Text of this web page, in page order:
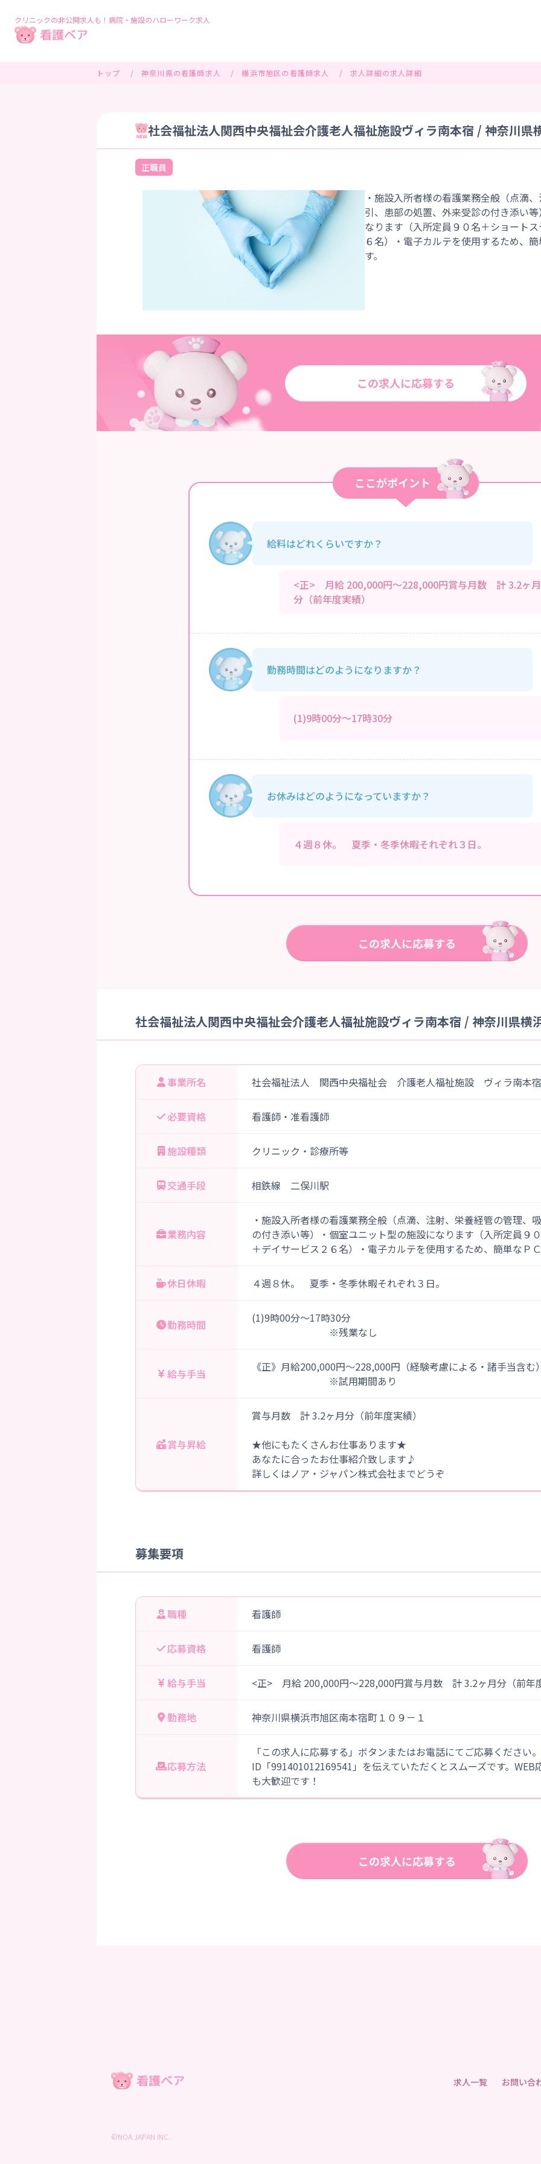
クリニックの非公開求人も！病院・施設のハローワーク求人
トップ 神奈川県の看護師求人 横浜市旭区の看護師求人 求人詳細の求人詳細
社会福祉法人関西中央福祉会介護老人福祉施設ヴィラ南本宿 / 神奈川県
正職員
・施設入所者様の看護業務全般（点滴
引、患部の処置、外来受診の付き添い
なります（入所定員９０名＋ショート
６名）・電子カルテを使用するため、
給料はどれくらいですか？
<正> 月給 200,000円～228,000円賞与月数 計 3.2ヶ月
分（前年度実績）
勤務時間はどのようになりますか？
(1)9時00分～17時30分
お休みはどのようになっていますか？
４週８休。 夏季・冬季休暇それぞれ３日。
社会福祉法人関西中央福祉会介護老人福祉施設ヴィラ南本宿 / 神奈川県横
事業所名 社会福祉法人 関西中央福祉会 介護老人福祉施設 ヴィラ南本宿
必要資格 看護師・准看護師
施設種類 クリニック・診療所等
交通手段 相鉄線 二俣川駅
業務内容
・施設入所者様の看護業務全般（点滴、注射、栄養経管の管理、
の付き添い等）・個室ユニット型の施設になります（入所定員９
＋デイサービス２６名）・電子カルテを使用するため、簡単なＰ
休日休暇 ４週８休。 夏季・冬季休暇それぞれ３日。
勤務時間
(1)9時00分～17時30分
※残業なし
給与手当
《正》月給200,000円～228,000円（経験考慮による・諸手当含む
※試用期間あり
賞与昇給
賞与月数 計 3.2ヶ月分（前年度実績）
★他にもたくさんお仕事あります★
あなたに合ったお仕事紹介致します♪
詳しくはノア・ジャパン株式会社までどうぞ
募集要項
職種 看護師
応募資格 看護師
給与手当 <正> 月給 200,000円～228,000円賞与月数 計 3.2ヶ月分（前年
勤務地 神奈川県横浜市旭区南本宿町１０９－１
応募方法
「この求人に応募する」ボタンまたはお電話にてご応募ください
ID「991401012169541」を伝えていただくとスムーズです。WEB
も大歓迎です！
求人一覧 お問い合
©NOA JAPAN INC.